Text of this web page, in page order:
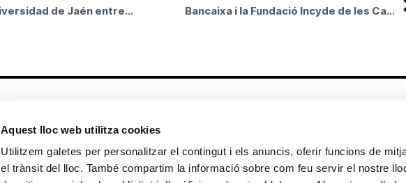
Aquest lloc web utilitza cookies
Utilitzem galetes per personalitzar el contingut i els anuncis, oferir funcions de
el trànsit del lloc. També compartim la informació sobre com feu servir el nostre
Bancaixa i la Fundació Incyde de les Cambres convoquen els universitaris a la 4a edició del Concurs de Simulació Empresarial
Bancaja y la Universidad de Jaén entregan 13 becas para completar la formación universitaria fuera de España
Comunicació
Sol·licitud d’imatges de la col·lecció
d’art